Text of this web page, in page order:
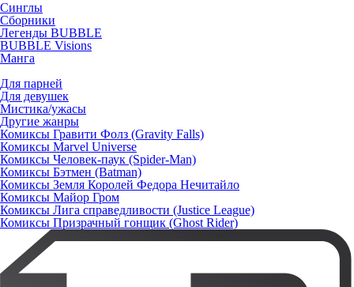
Синглы
Сборники
Легенды BUBBLE
BUBBLE Visions
Манга
Для парней
Для девушек
Мистика/ужасы
Другие жанры
Комиксы Гравити Фолз (Gravity Falls)
Комиксы Marvel Universe
Комиксы Человек-паук (Spider-Man)
Комиксы Бэтмен (Batman)
Комиксы Земля Королей Федора Нечитайло
Комиксы Майор Гром
Комиксы Лига справедливости (Justice League)
Комиксы Призрачный гонщик (Ghost Rider)